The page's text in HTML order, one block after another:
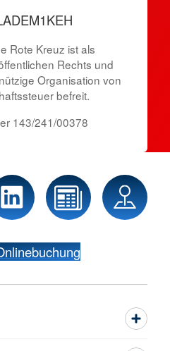
Rote Kreuz ist als
Rechts und
Organisation von
befreit.
143/241/00378